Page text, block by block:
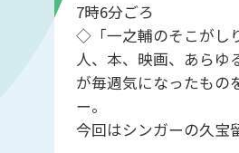
7時6分ごろ
◇「一之輔のそこがし
人、本、映画、あらゆ
が毎週気になったもの
ー。
今回はシンガーの久宝